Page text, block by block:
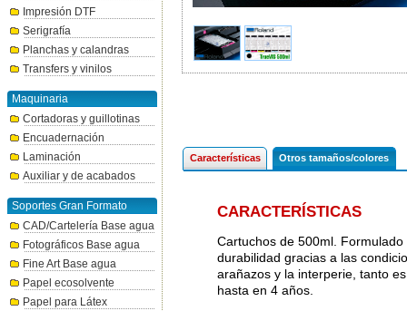
Impresión DTF
Serigrafía
Planchas y calandras
Transfers y vinilos
Maquinaria
Cortadoras y guillotinas
Encuadernación
Laminación
Auxiliar y de acabados
Soportes Gran Formato
CAD/Cartelería Base agua
Fotográficos Base agua
Fine Art Base agua
Papel ecosolvente
Papel para Látex
Características Otros tamaños/colores
CARACTERÍSTICAS
Cartuchos de 500ml.
durabilidad gracias a las
arañazos y la interperie, tanto
hasta en 4 años.